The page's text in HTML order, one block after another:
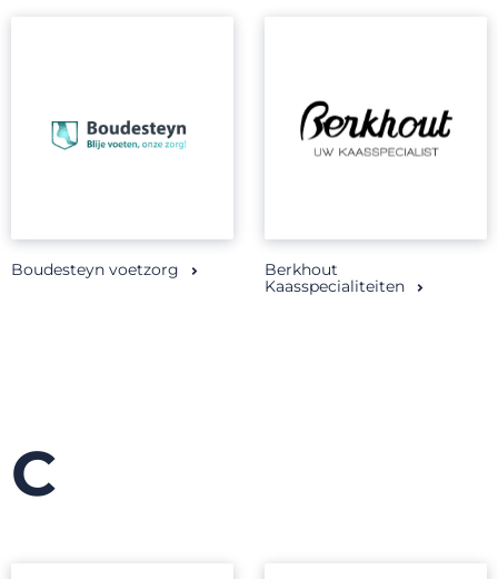
Boudesteyn voetzorg
Berkhout
Kaasspecialiteiten
C